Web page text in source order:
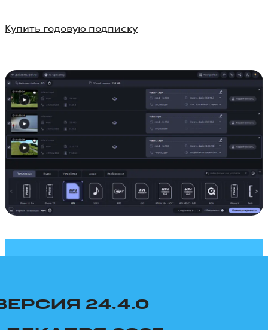
Купить годовую подписку
24.4.0